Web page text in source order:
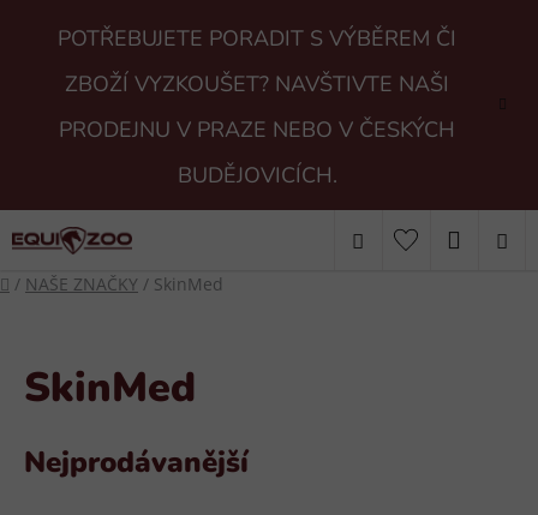
POTŘEBUJETE PORADIT S VÝBĚREM ČI
ZBOŽÍ VYZKOUŠET? NAVŠTIVTE NAŠI
PRODEJNU V PRAZE NEBO V ČESKÝCH
BUDĚJOVICÍCH.
Hledat
Domů
/ NAŠE ZNAČKY / SkinMed
SkinMed
Nejprodávanější